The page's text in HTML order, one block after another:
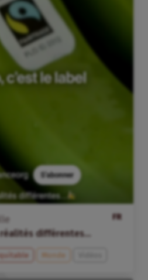
FR
réalités différentes…
Monde